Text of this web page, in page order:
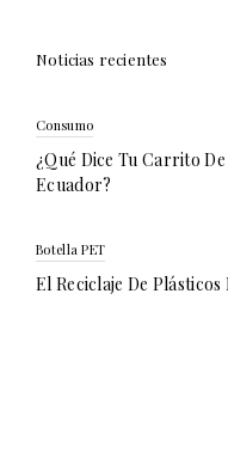
Noticias recientes
Consumo
¿Qué Dice Tu Carrito
Ecuador?
Botella PET
El Reciclaje De